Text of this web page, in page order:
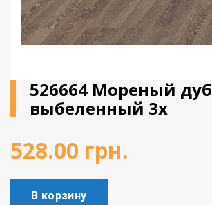
526664 Мореный дуб
выбеленный 3х
528.00 грн.
В корзину
Подоконники